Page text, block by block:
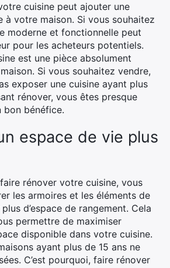
cuisine peut ajouter une
à votre maison. Si vous souhaitez
moderne et fonctionnelle peut
pour les acheteurs potentiels.
est une pièce absolument
Si vous souhaitez vendre,
exposer une cuisine ayant plus
rénover, vous êtes presque
bon bénéfice.
espace de vie plus
rénover votre cuisine, vous
les armoires et les éléments de
d’espace de rangement. Cela
permettre de maximiser
disponible dans votre cuisine.
ayant plus de 15 ans ne
C’est pourquoi, faire rénover